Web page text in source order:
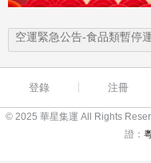
空運緊急公告-食品類暫停
登錄 注冊
© 2025 華星集運 All Rights
證：